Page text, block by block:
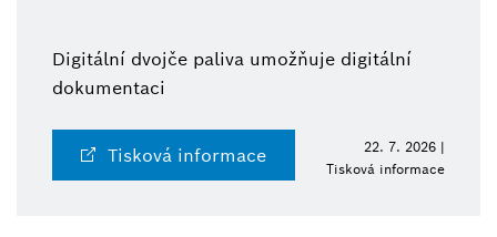
Digitální dvojče paliva umožňuje digitální
dokumentaci
Tisková informace
22. 7. 2026 |
Tisková informace